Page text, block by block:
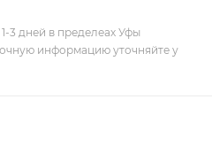
3 дней в пределеах Уфы
информацию уточняйте у